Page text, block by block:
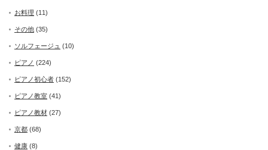
お料理 (11)
その他 (35)
ソルフェージュ (10)
ピアノ (224)
ピアノ初心者 (152)
ピアノ教室 (41)
ピアノ教材 (27)
京都 (68)
健康 (8)